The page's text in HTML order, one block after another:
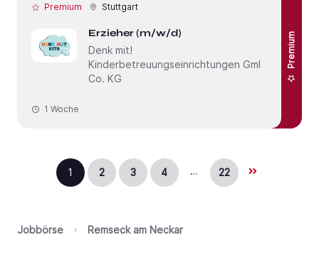
Premium Stuttgart
Erzieher (m/w/d)
Denk mit!
Kinderbetreuungseinrichtungen GmbH &
Co. KG
Premium
1 Woche
1 2 3 4 … 22
Jobbörse Remseck am Neckar